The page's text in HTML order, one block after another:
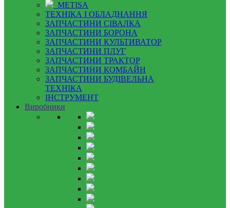
METISA
ТЕХНІКА І ОБЛАДНАННЯ
ЗАПЧАСТИНИ СІВАЛКА
ЗАПЧАСТИНИ БОРОНА
ЗАПЧАСТИНИ КУЛЬТИВАТОР
ЗАПЧАСТИНИ ПЛУГ
ЗАПЧАСТИНИ ТРАКТОР
ЗАПЧАСТИНИ КОМБАЙН
ЗАПЧАСТИНИ БУДІВЕЛЬНА
ТЕХНІКА
ІНСТРУМЕНТ
Виробники